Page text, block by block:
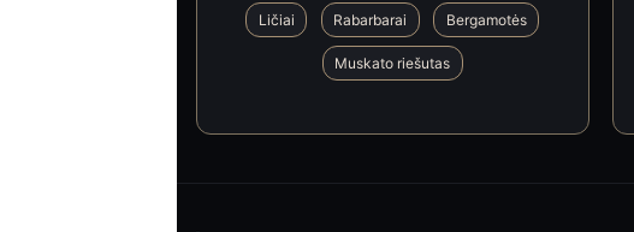
Ličiai Rabarbarai Bergamotės
Muskato riešutas